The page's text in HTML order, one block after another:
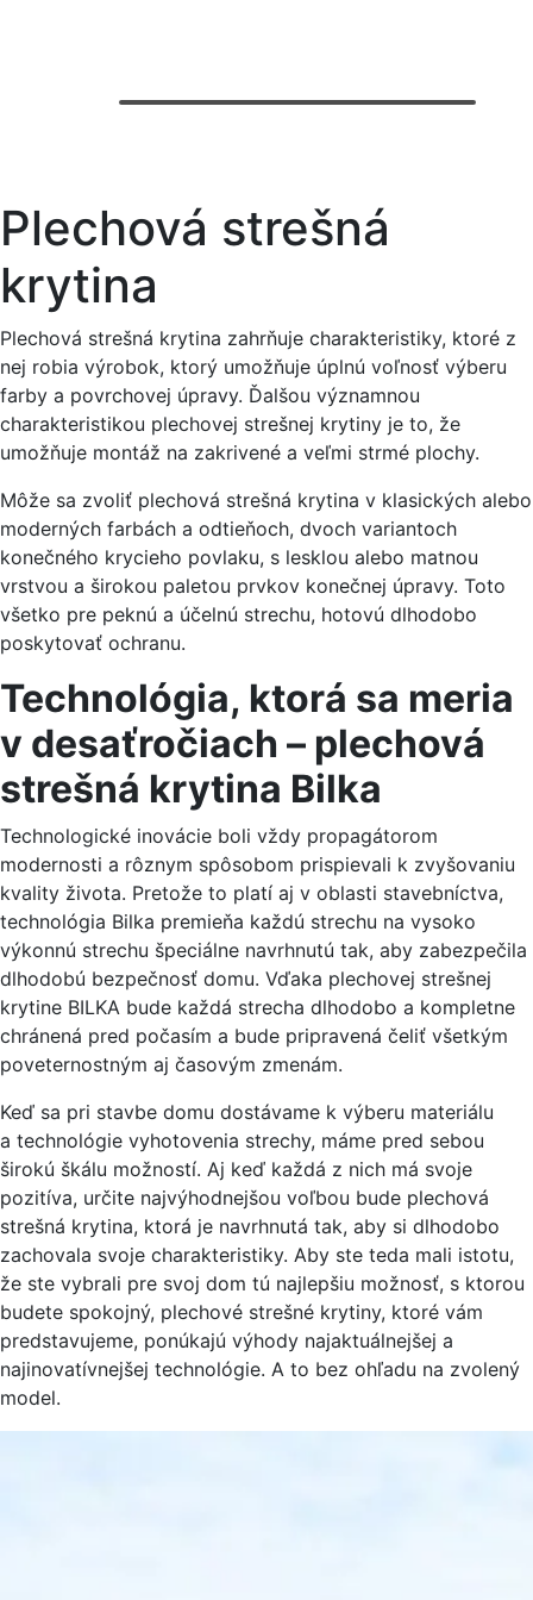
Plechová strešná
krytina
Plechová strešná krytina zahrňuje charakteristiky, ktoré z
nej robia výrobok, ktorý umožňuje úplnú voľnosť výberu
farby a povrchovej úpravy. Ďalšou významnou
charakteristikou plechovej strešnej krytiny je to, že
umožňuje montáž na zakrivené a veľmi strmé plochy.
Môže sa zvoliť plechová strešná krytina v klasických alebo
moderných farbách a odtieňoch, dvoch variantoch
konečného krycieho povlaku, s lesklou alebo matnou
vrstvou a širokou paletou prvkov konečnej úpravy. Toto
všetko pre peknú a účelnú strechu, hotovú dlhodobo
poskytovať ochranu.
Technológia, ktorá sa meria
v desaťročiach – plechová
strešná krytina Bilka
Technologické inovácie boli vždy propagátorom
modernosti a rôznym spôsobom prispievali k zvyšovaniu
kvality života. Pretože to platí aj v oblasti stavebníctva,
technológia Bilka premieňa každú strechu na vysoko
výkonnú strechu špeciálne navrhnutú tak, aby zabezpečila
dlhodobú bezpečnosť domu. Vďaka plechovej strešnej
krytine BILKA bude každá strecha dlhodobo a kompletne
chránená pred počasím a bude pripravená čeliť všetkým
poveternostným aj časovým zmenám.
Keď sa pri stavbe domu dostávame k výberu materiálu
a technológie vyhotovenia strechy, máme pred sebou
širokú škálu možností. Aj keď každá z nich má svoje
pozitíva, určite najvýhodnejšou voľbou bude plechová
strešná krytina, ktorá je navrhnutá tak, aby si dlhodobo
zachovala svoje charakteristiky. Aby ste teda mali istotu,
že ste vybrali pre svoj dom tú najlepšiu možnosť, s ktorou
budete spokojný, plechové strešné krytiny, ktoré vám
predstavujeme, ponúkajú výhody najaktuálnejšej a
najinovatívnejšej technológie. A to bez ohľadu na zvolený
model.